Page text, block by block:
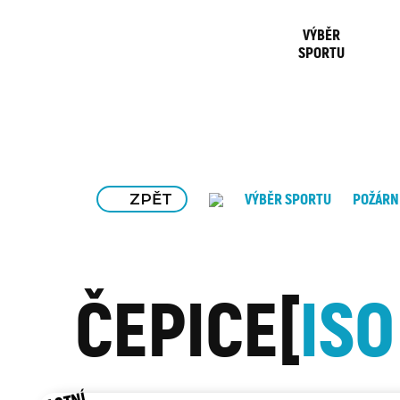
VÝBĚR
SPORTU
ZPĚT VÝBĚR SPORTU
ČEPICE